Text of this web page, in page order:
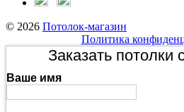
© 2026 Потолок-магазин
Политика
Заказать потолки
Ваше имя